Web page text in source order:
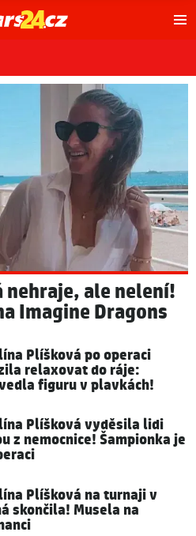
ale nelení!
Imagine Dragons
Plíšková po operaci
relaxovat do ráje:
figuru v plavkách!
Plíšková vyděsila lidi
z nemocnice! Šampionka je
Plíšková na turnaji v
skončila! Musela na